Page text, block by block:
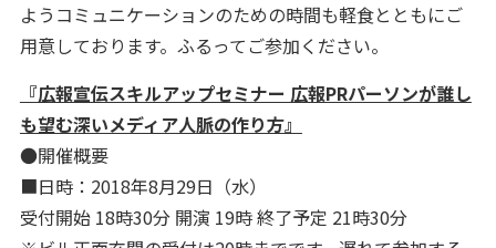
ようコミュニケーションのための時間も軽食とともにご
用意しております。ふるってご参加ください。
『広報宣伝スキルアップセミナー 広報PRパーソンが誰し
も望む深いメディア人脈の作り方』
●開催概要
■日時：2018年8月29日（水）
受付開始 18時30分 開演 19時 終了予定 21時30分